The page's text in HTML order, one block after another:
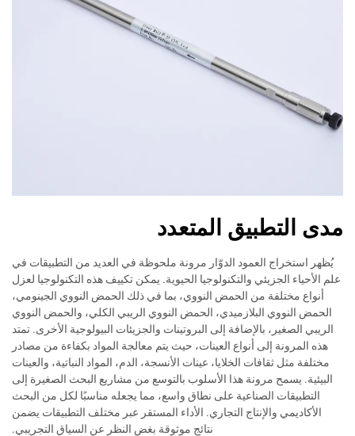
مدى التطبيق المتعدد
يُظهر استخراج العمود الدوّار مرونة ملحوظة في العديد من التطبيقات في
علم الأحياء الجزيئي والتكنولوجيا الحيوية. يمكن تكييف هذه التكنولوجيا لعزل
أنواع مختلفة من الحمض النووي، بما في ذلك الحمض النووي الجينومي،
الحمض النووي البلازميدي، الحمض النووي الريبي الكلي، والحمض النووي
الريبي الصغير، بالإضافة إلى البروتينات والجزيئات البيولوجية الأخرى. تمتد
هذه المرونة إلى أنواع العينات، حيث يتم معالجة المواد بكفاءة من مصادر
مختلفة مثل ثقافات الخلايا، عينات الأنسجة، الدم، المواد النباتية، والعينات
البيئية. يسمح مرونة هذا الأسلوب بالتوسع من مشاريع البحث الصغيرة إلى
التطبيقات الصناعية على نطاق واسع، مما يجعله مناسبًا لكل من البحث
الأكاديمي والإنتاج التجاري. الأداء المستقر عبر مختلف التطبيقات يضمن
نتائج موثوقة بغض النظر عن السياق التجريبي.